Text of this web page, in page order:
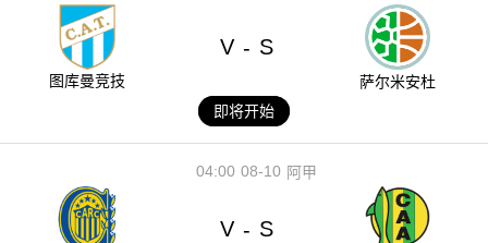
图库曼竞技
V - S
萨尔米安杜
即将开始
08-10
04:00 阿甲
V - S